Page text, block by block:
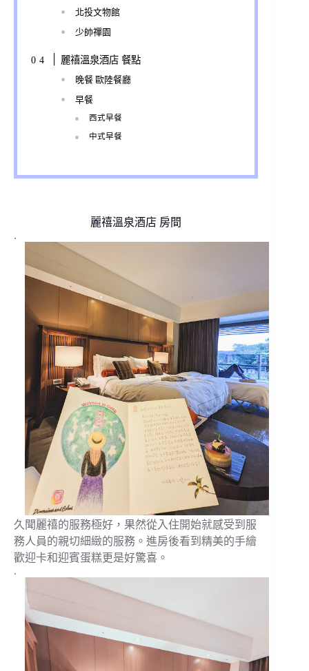
北投文物館
少帥禪園
麗禧溫泉酒店 餐點
晚餐 歐陸餐廳
早餐
西式早餐
中式早餐
麗禧溫泉酒店 房間
.
久聞麗禧的服務極好，果然從入住開始就感受到服
務人員的親切細緻的服務。進房後看到精美的手繪
歡迎卡和迎賓蛋糕更是好驚喜。
.